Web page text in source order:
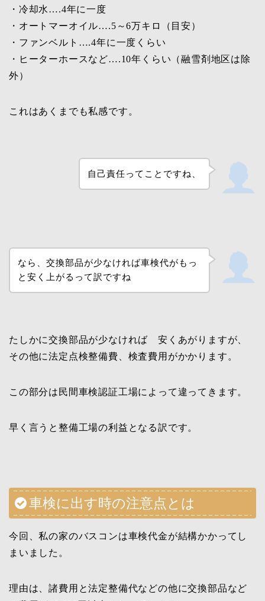
・冷却水….4年に一度
・オートマーオイル….5～6万キロ（目安）
・ファンベルト….4年に一度くらい
・ヒーターホースなど….10年くらい（融雪剤地区は除
外）
これはあくまでも私感です。
自己責任ってことですね、
なら、交換部品が少なければ車検代がもっ
と安く上がるって訳ですね
たしかに交換部品が少なければ 安くあがりますが、
その他に法定点検整備費、検査費用がかかります。
この部分は民間車検認証工場によって違ってきます。
早く言うと整備工場の利益となる訳です。
車検に出す時の注意点とは
今回、私の家のバスコンは車検代金が結構かかってし
まいました。
理由は、諸費用と法定整備代などの他に交換部品など